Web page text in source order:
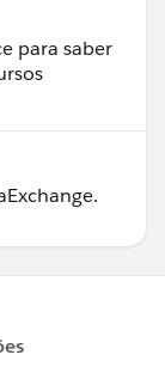
para saber